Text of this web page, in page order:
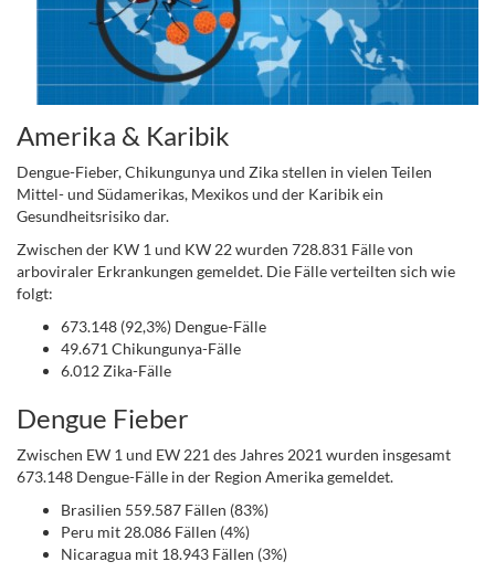
Amerika & Karibik
Dengue-Fieber, Chikungunya und Zika stellen in vielen Teilen
Mittel- und Südamerikas, Mexikos und der Karibik ein
Gesundheitsrisiko dar.
Zwischen der KW 1 und KW 22 wurden 728.831 Fälle von
arboviraler Erkrankungen gemeldet. Die Fälle verteilten sich wie
folgt:
673.148 (92,3%) Dengue-Fälle
49.671 Chikungunya-Fälle
6.012 Zika-Fälle
Dengue Fieber
Zwischen EW 1 und EW 221 des Jahres 2021 wurden insgesamt
673.148 Dengue-Fälle in der Region Amerika gemeldet.
Brasilien 559.587 Fällen (83%)
Peru mit 28.086 Fällen (4%)
Nicaragua mit 18.943 Fällen (3%)